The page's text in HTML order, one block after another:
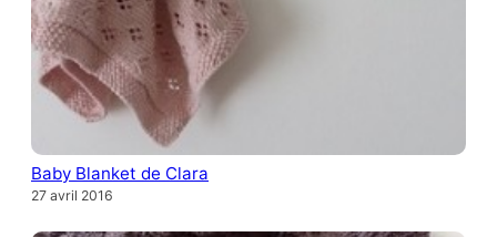
Baby Blanket de Clara
27 avril 2016